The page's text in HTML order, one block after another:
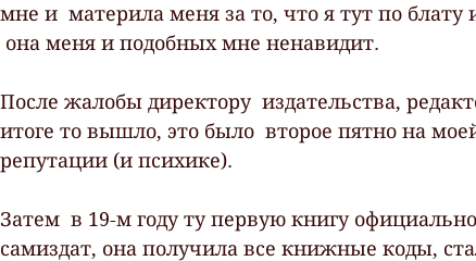
мне и  материла меня за то, что я тут по блату
она меня и подобных мне ненавидит.
После жалобы директору  издательства,
итоге то вышло, это было  второе пятно на
репутации (и психике).
Затем  в 19-м году ту первую книгу
самиздат, она получила все книжные коды,